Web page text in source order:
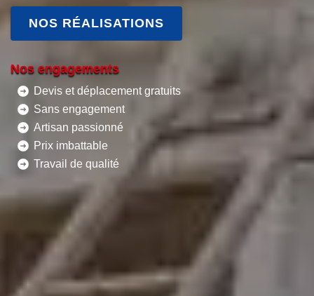
NOS RÉALISATIONS
Nos engagements
Devis et déplacement gratuits
Sans engagement
Artisan passionné
Prix imbattable
Travail de qualité